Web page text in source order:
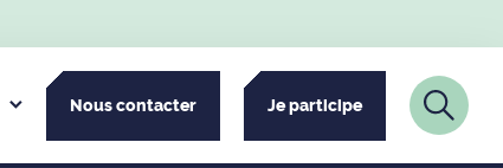
Nous contacter Je participe